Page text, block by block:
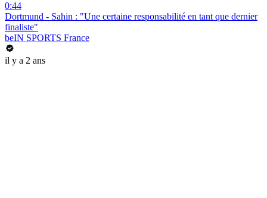
0:44
Dortmund - Sahin : "Une certaine responsabilité en tant que dernier
finaliste"
beIN SPORTS France
il y a 2 ans